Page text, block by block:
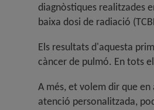
diagnòstiques realitzades
baixa dosi de radiació
Els resultats d'aquesta
càncer de pulmó. En tots
A més, et volem dir que
atenció personalitzada,